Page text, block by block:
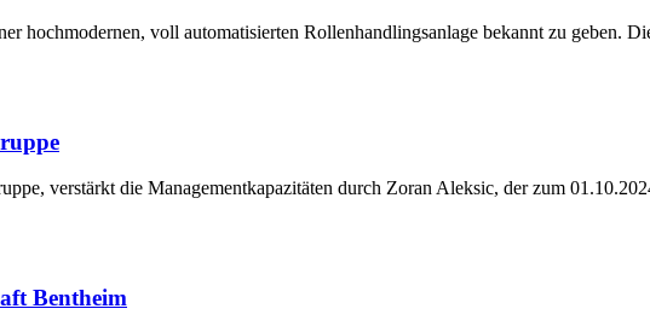
hochmodernen, voll automatisierten Rollenhandlingsanlage bekannt zu geben.
verstärkt die Managementkapazitäten durch Zoran Aleksic, der zum
Bentheim